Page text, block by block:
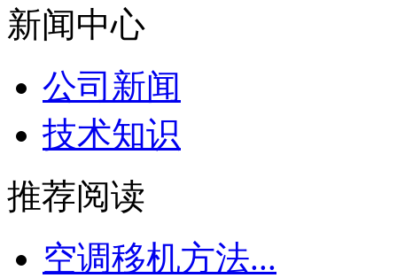
新闻中心
公司新闻
技术知识
推荐阅读
空调移机方法...